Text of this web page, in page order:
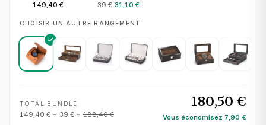
149,40 € 39 € 31,10 €
CHOISIR UN AUTRE RANGEMENT
TOTAL BUNDLE
149,40 € + 39 € = 188,40 €
180,50 €
Vous économisez 7,90 €